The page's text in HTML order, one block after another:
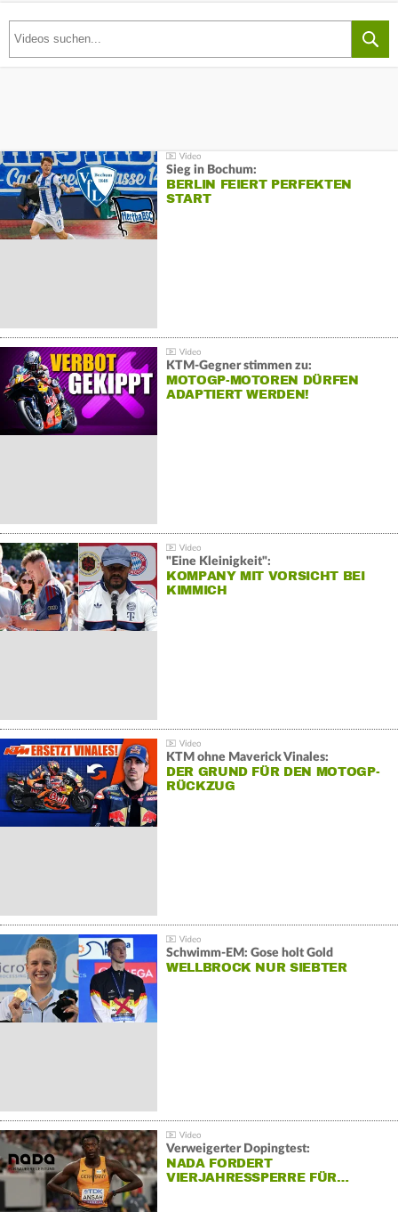
Sieg in Bochum:
BERLIN FEIERT PERFEKTEN
START
KTM-Gegner stimmen zu:
MOTOGP-MOTOREN DÜRFEN
ADAPTIERT WERDEN!
"Eine Kleinigkeit":
KOMPANY MIT VORSICHT BEI
KIMMICH
KTM ohne Maverick Vinales:
DER GRUND FÜR DEN MOTOGP-
RÜCKZUG
Schwimm-EM: Gose holt Gold
WELLBROCK NUR SIEBTER
Verweigerter Dopingtest:
NADA FORDERT
VIERJAHRESSPERRE FÜR…